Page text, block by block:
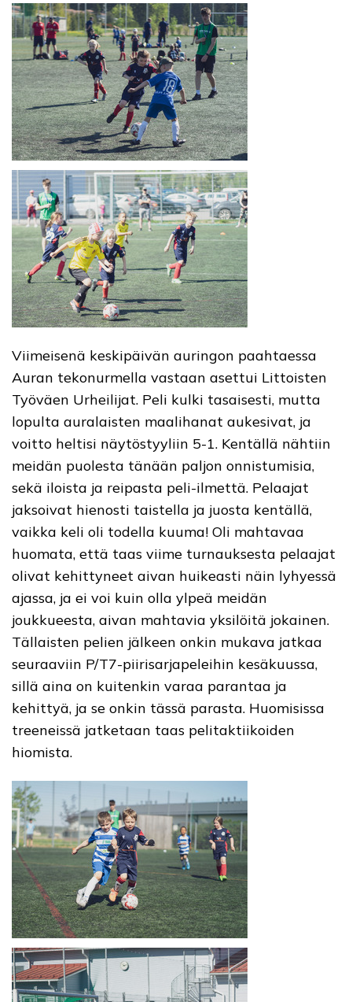
Viimeisenä keskipäivän auringon paahtaessa
Auran tekonurmella vastaan asettui Littoisten
Työväen Urheilijat. Peli kulki tasaisesti, mutta
lopulta auralaisten maalihanat aukesivat, ja
voitto heltisi näytöstyyliin 5-1. Kentällä nähtiin
meidän puolesta tänään paljon onnistumisia,
sekä iloista ja reipasta peli-ilmettä. Pelaajat
jaksoivat hienosti taistella ja juosta kentällä,
vaikka keli oli todella kuuma! Oli mahtavaa
huomata, että taas viime turnauksesta pelaajat
olivat kehittyneet aivan huikeasti näin lyhyessä
ajassa, ja ei voi kuin olla ylpeä meidän
joukkueesta, aivan mahtavia yksilöitä jokainen.
Tällaisten pelien jälkeen onkin mukava jatkaa
seuraaviin P/T7-piirisarjapeleihin kesäkuussa,
sillä aina on kuitenkin varaa parantaa ja
kehittyä, ja se onkin tässä parasta. Huomisissa
treeneissä jatketaan taas pelitaktiikoiden
hiomista.